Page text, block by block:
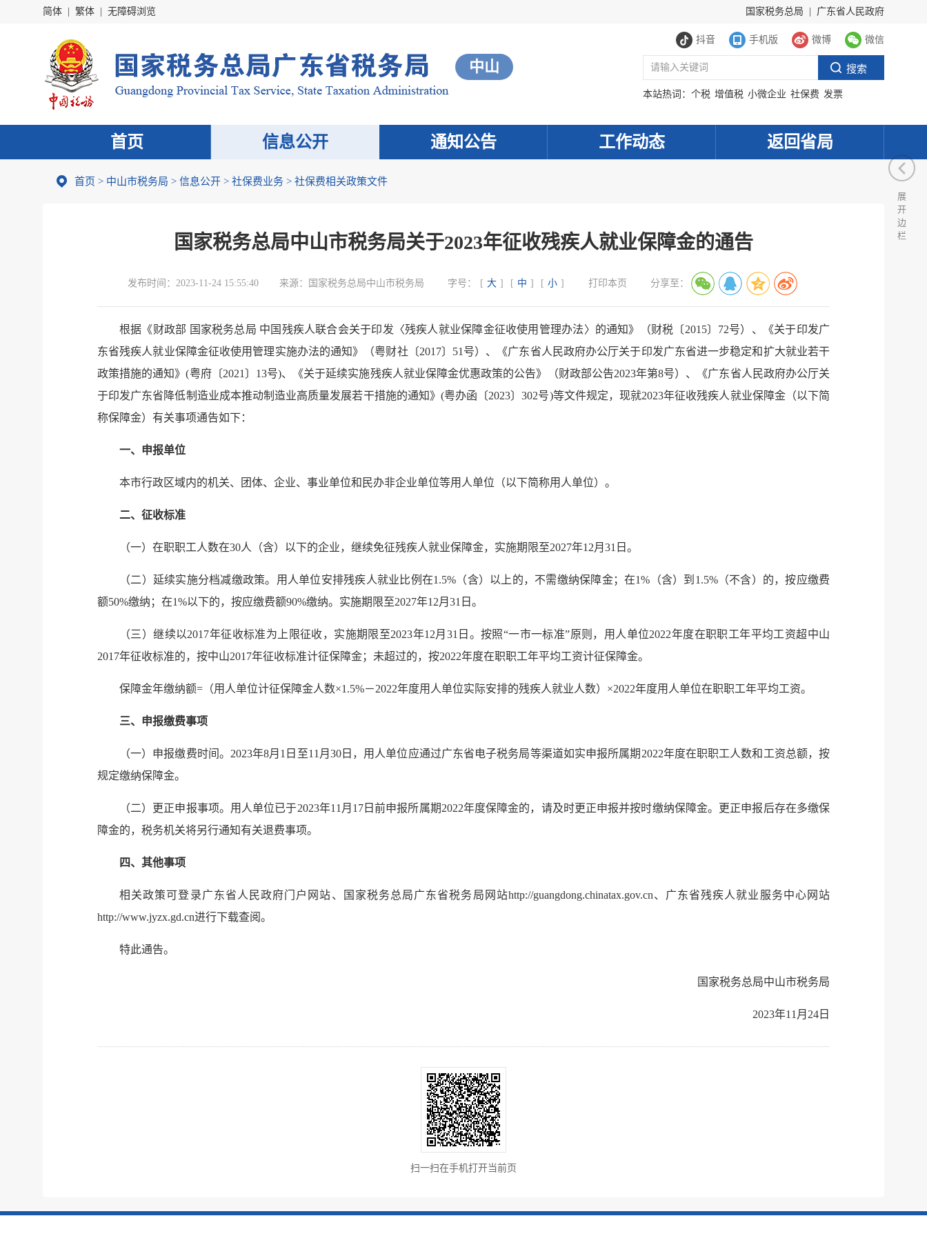
简体 繁体 无障碍浏览 国家税务总局 广东省人民政府
抖音 手机版 微博 微信
中山
本站热词： 个税 增值税 小微企业 社保费 发票
首页 信息公开 通知公告 工作动态 返回省局
首页 > 中山市税务局 > 信息公开 > 社保费业务 > 社保费相关政策文件
国家税务总局中山市税务局关于2023年征收残疾人就业保障金的通告
发布时间： 2023-11-24 15:55:40 来源： 国家税务总局中山市税务局 字号： [ 大 ] [ 中 ] [ 小 ] 打印本页 分享至：
根据《财政部 国家税务总局 中国残疾人联合会关于印发〈残疾人就业保障金征收使用管理办法〉的通知》（财税〔2015〕72号）、《关于印发广
东省残疾人就业保障金征收使用管理实施办法的通知》（粤财社〔2017〕51号）、《广东省人民政府办公厅关于印发广东省进一步稳定和扩大就业若干
政策措施的通知》(粤府〔2021〕13号)、《关于延续实施残疾人就业保障金优惠政策的公告》（财政部公告2023年第8号）、《广东省人民政府办公厅关
于印发广东省降低制造业成本推动制造业高质量发展若干措施的通知》(粤办函〔2023〕302号)等文件规定，现就2023年征收残疾人就业保障金（以下简
称保障金）有关事项通告如下：
一、申报单位
本市行政区域内的机关、团体、企业、事业单位和民办非企业单位等用人单位（以下简称用人单位）。
二、征收标准
（一）在职职工人数在30人（含）以下的企业，继续免征残疾人就业保障金，实施期限至2027年12月31日。
（二）延续实施分档减缴政策。用人单位安排残疾人就业比例在1.5%（含）以上的，不需缴纳保障金；在1%（含）到1.5%（不含）的，按应缴费
额50%缴纳；在1%以下的，按应缴费额90%缴纳。实施期限至2027年12月31日。
（三）继续以2017年征收标准为上限征收，实施期限至2023年12月31日。按照“一市一标准”原则，用人单位2022年度在职职工年平均工资超中山
2017年征收标准的，按中山2017年征收标准计征保障金；未超过的，按2022年度在职职工年平均工资计征保障金。
保障金年缴纳额=（用人单位计征保障金人数×1.5%－2022年度用人单位实际安排的残疾人就业人数）×2022年度用人单位在职职工年平均工资。
三、申报缴费事项
（一）申报缴费时间。2023年8月1日至11月30日，用人单位应通过广东省电子税务局等渠道如实申报所属期2022年度在职职工人数和工资总额，按
规定缴纳保障金。
（二）更正申报事项。用人单位已于2023年11月17日前申报所属期2022年度保障金的，请及时更正申报并按时缴纳保障金。更正申报后存在多缴保
障金的，税务机关将另行通知有关退费事项。
四、其他事项
相关政策可登录广东省人民政府门户网站、国家税务总局广东省税务局网站http://guangdong.chinatax.gov.cn、广东省残疾人就业服务中心网站
http://www.jyzx.gd.cn进行下载查阅。
特此通告。
国家税务总局中山市税务局
2023年11月24日
扫一扫在手机打开当前页
展
开
边
栏